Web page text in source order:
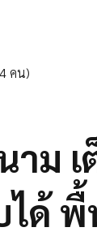
คน)
าม
ได้